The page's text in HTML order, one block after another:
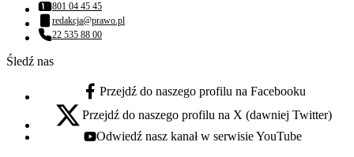
Numer telefonu:
801 04 45 45
Adres email:
redakcja@prawo.pl
Numer telefonu:
22 535 88 00
Śledź nas
facebook - otwiera się w nowej karcie
Przejdź do naszego profilu na Facebooku
x - otwiera się w nowej karcie
Przejdź do naszego profilu na X (dawniej Twitter)
youtube - otwiera się w nowej karcie
Odwiedź nasz kanał w serwisie YouTube